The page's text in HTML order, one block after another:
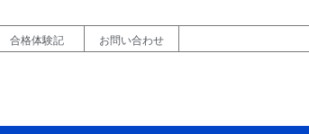
合格体験記 お問い合わせ